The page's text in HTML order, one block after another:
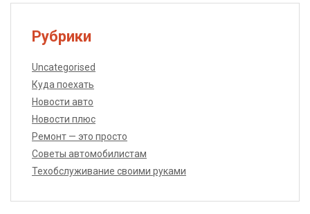
Рубрики
Uncategorised
Куда поехать
Новости авто
Новости плюс
Ремонт — это просто
Советы автомобилистам
Техобслуживание своими руками